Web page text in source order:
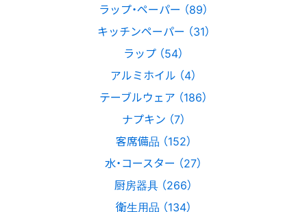
ラップ・ペーパー （89）
キッチンペーパー （31）
ラップ （54）
アルミホイル （4）
テーブルウェア （186）
ナプキン （7）
客席備品 （152）
水・コースター （27）
厨房器具 （266）
衛生用品 （134）